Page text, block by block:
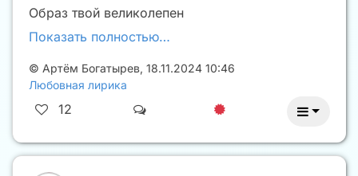
Образ твой великолепен
Показать полностью…
© Артём Богатырев, 18.11.2024 10:46
Любовная лирика
12